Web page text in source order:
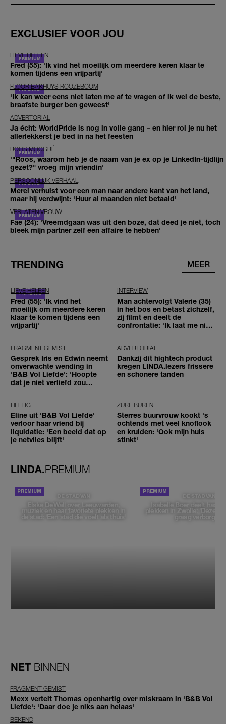
EXCLUSIEF VOOR JOU
LIEVE HELEEN
Fred (55): 'Ik vind het moeilijk om meerdere keren klaar te
komen tijdens een vrijpartij'
FLOOR BAKHUYS ROOZEBOOM
'Ik kan weer eens niet laten me af te vragen of ik wel de beste,
braafste burger ben geweest'
ADVERTORIAL
Ja écht: WorldPride is nog in volle gang – en hier rol je nu het
allerlekkerst je bed in na het feesten
ROOS MOGGRÉ
'"Roos, waarom heb je de naam van je ex op je LinkedIn-tijdlijn
gezet?" vroeg mijn vriendin'
PERSOONLIJK VERHAAL
Merel verhuist voor een man naar andere kant van het land,
maar hij verdwijnt: 'Huur al maanden niet betaald'
VERLATEN VROUW
Fae (24): 'Vreemdgaan was uit den boze, dat deed je niet, toch
bleek mijn partner zelf een affaire te hebben'
TRENDING MEER
LIEVE HELEEN
Fred (55): 'Ik vind het
moeilijk om meerdere keren
klaar te komen tijdens een
vrijpartij'
INTERVIEW
Man achtervolgt Valerie (35)
in het bos en betast zichzelf,
zij filmt en deelt de
confrontatie: 'Ik laat me niet
FRAGMENT GEMIST
Gesprek Iris en Edwin neemt
onverwachte wending in
'B&B Vol Liefde': 'Hoopte
dat je niet verliefd zou
ADVERTORIAL
Dankzij dit hightech product
kregen LINDA.lezers frissere
en schonere tanden
HEFTIG
Eline uit 'B&B Vol Liefde'
verloor haar vriend bij
liquidatie: 'Een beeld dat op
je netvlies blijft'
ZURE BUREN
Sterres buurvrouw kookt 's
ochtends met veel knoflook
en kruiden: 'Ook mijn huis
stinkt'
LINDA.PREMIUM
DE STAD VAN
Elske DeWall over Leeuwarden,
muziek en haar favoriete plekken in
de stad: 'Een stad die voelt als thuis'
DE STAD VAN
Isabelle Boer deelt haar
plekken in Zwolle: 'Deze
graag verborgen'
NET BINNEN
FRAGMENT GEMIST
Mexx vertelt Thomas openhartig over miskraam in 'B&B Vol
Liefde': 'Daar doe je niks aan helaas'
BEKEND